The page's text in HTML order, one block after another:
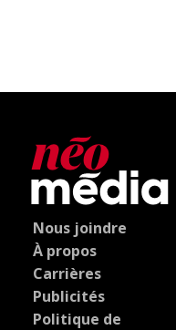
Nous joindre
À propos
Carrières
Publicités
Politique de